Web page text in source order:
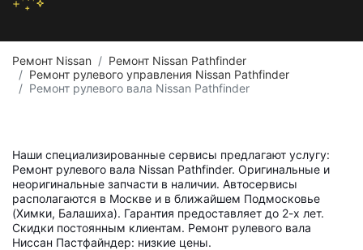
Ремонт Nissan
Ремонт Nissan Pathfinder
Ремонт рулевого управления Nissan Pathfinder
Ремонт рулевого вала Nissan Pathfinder
Наши специализированные сервисы предлагают услугу:
Ремонт рулевого вала Nissan Pathfinder. Оригинальные и
неоригинальные запчасти в наличии. Автосервисы
располагаются в Москве и в ближайшем Подмосковье
(Химки, Балашиха). Гарантия предоставляет до 2-х лет.
Скидки постоянным клиентам. Ремонт рулевого вала
Ниссан Пастфайндер: низкие цены.